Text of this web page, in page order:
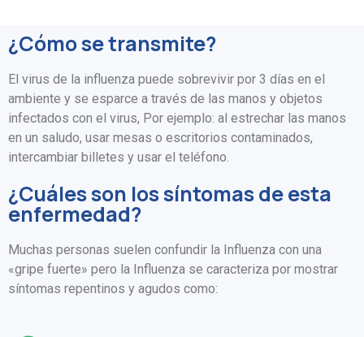
¿Cómo se transmite?
El virus de la influenza puede sobrevivir por 3 días en el
ambiente y se esparce a través de las manos y objetos
infectados con el virus, Por ejemplo: al estrechar las manos
en un saludo, usar mesas o escritorios contaminados,
intercambiar billetes y usar el teléfono.
¿Cuáles son los síntomas de esta
enfermedad?
Muchas personas suelen confundir la Influenza con una
«gripe fuerte» pero la Influenza se caracteriza por mostrar
síntomas repentinos y agudos como: